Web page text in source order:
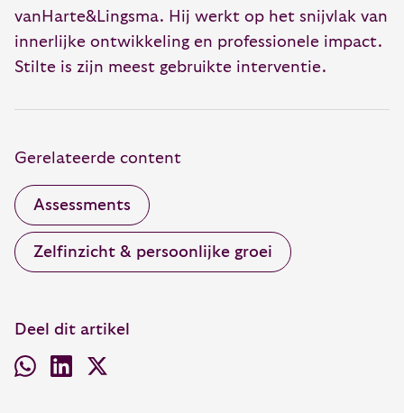
vanHarte&Lingsma. Hij werkt op het snijvlak van
innerlijke ontwikkeling en professionele impact.
Stilte is zijn meest gebruikte interventie.
Gerelateerde content
Assessments
Zelfinzicht & persoonlijke groei
Deel dit artikel